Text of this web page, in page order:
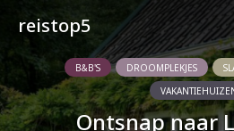
reistop5
B&B'S DROOMPLEKJES
Ontsnap naar